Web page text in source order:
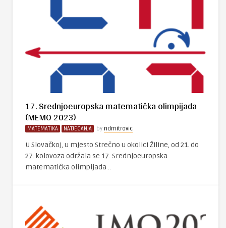
17. Srednjoeuropska matematička olimpijada
(MEMO 2023)
MATEMATIKA NATJECANJA by ndmitrovic
U Slovačkoj, u mjesto Strečno u okolici Žiline, od 21. do
27. kolovoza održala se 17. Srednjoeuropska
matematička olimpijada ..